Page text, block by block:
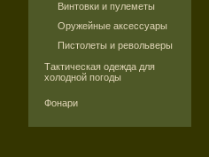
Винтовки и пулеметы
Оружейные аксессуары
Пистолеты и револьверы
Тактическая одежда для
холодной погоды
Фонари